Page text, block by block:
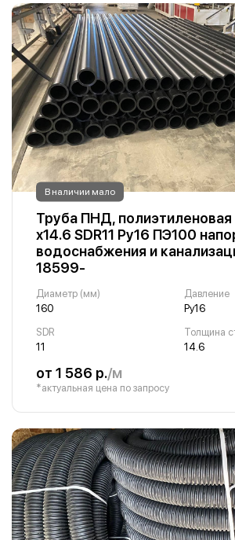
В наличии мало
Труба ПНД,
х14.6 SDR11 Ру16 ПЭ100
водоснабжения и
18599-
Диаметр (мм)
160
Давление
Ру16
SDR
11
Толщина
14.6
от 1 586 р./м
*актуальная цена по запросу